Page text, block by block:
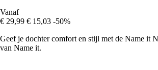
Vanaf
€ 29,99 € 15,03 -50%
Geef je dochter comfort en stijl met de Name it
van Name it.